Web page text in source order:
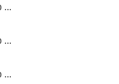
...
...
...